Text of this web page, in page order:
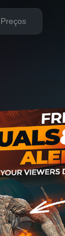
Preços